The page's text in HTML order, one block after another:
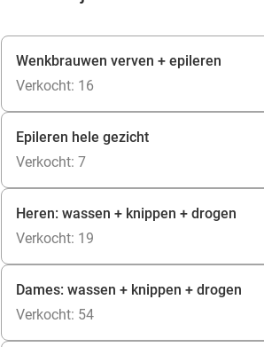
Wenkbrauwen verven + epileren
Verkocht: 16
Epileren hele gezicht
Verkocht: 7
Heren: wassen + knippen + drogen
Verkocht: 19
Dames: wassen + knippen + drogen
Verkocht: 54